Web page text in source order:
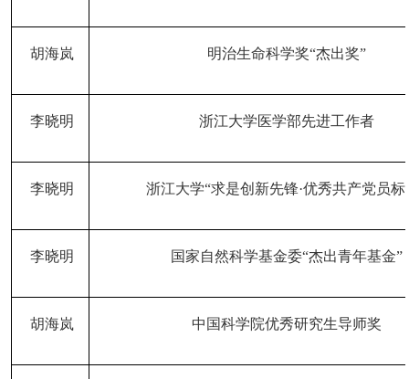
胡海岚 明治生命科学奖“杰出奖”
李晓明 浙江大学医学部先进工作者
李晓明 浙江大学“求是创新先锋·优秀共产党员标
李晓明 国家自然科学基金委“杰出青年基金”
胡海岚 中国科学院优秀研究生导师奖